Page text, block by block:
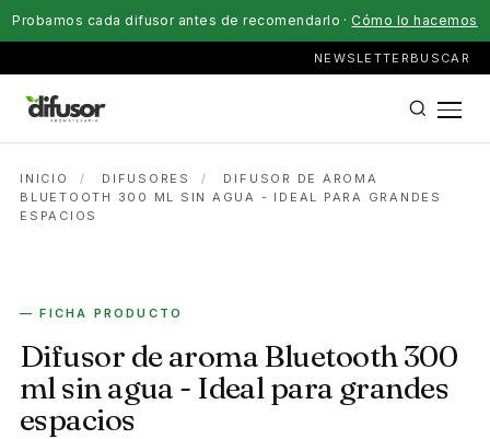
Probamos cada difusor antes de recomendarlo · Cómo lo hacemos
NEWSLETTER BUSCAR
INICIO / DIFUSORES /
DIFUSOR DE AROMA
BLUETOOTH 300 ML SIN AGUA - IDEAL PARA GRANDES
ESPACIOS
— FICHA PRODUCTO
Difusor de aroma Bluetooth 300
ml sin agua - Ideal para grandes
espacios